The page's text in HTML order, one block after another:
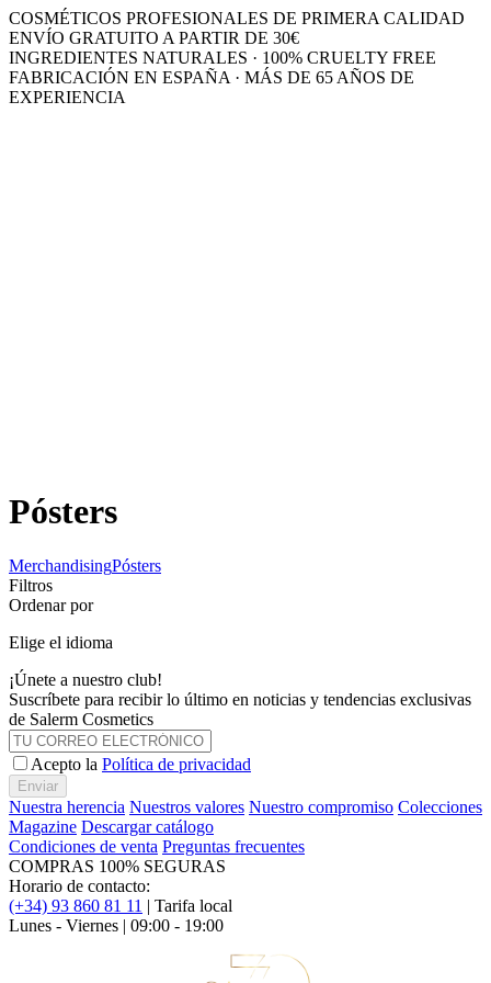
COSMÉTICOS PROFESIONALES DE PRIMERA CALIDAD
ENVÍO GRATUITO A PARTIR DE 30€
INGREDIENTES NATURALES · 100% CRUELTY FREE
FABRICACIÓN EN ESPAÑA · MÁS DE 65 AÑOS DE
EXPERIENCIA
Pósters
MerchandisingPósters
Filtros
Ordenar por
Elige el idioma
¡Únete a nuestro club!
Suscríbete para recibir lo último en noticias y tendencias exclusivas
de Salerm Cosmetics
Acepto la Política de privacidad
Enviar
Nuestra herencia Nuestros valores Nuestro compromiso Colecciones
Magazine Descargar catálogo
Condiciones de venta Preguntas frecuentes
COMPRAS 100% SEGURAS
Horario de contacto:
(+34) 93 860 81 11 | Tarifa local
Lunes - Viernes | 09:00 - 19:00